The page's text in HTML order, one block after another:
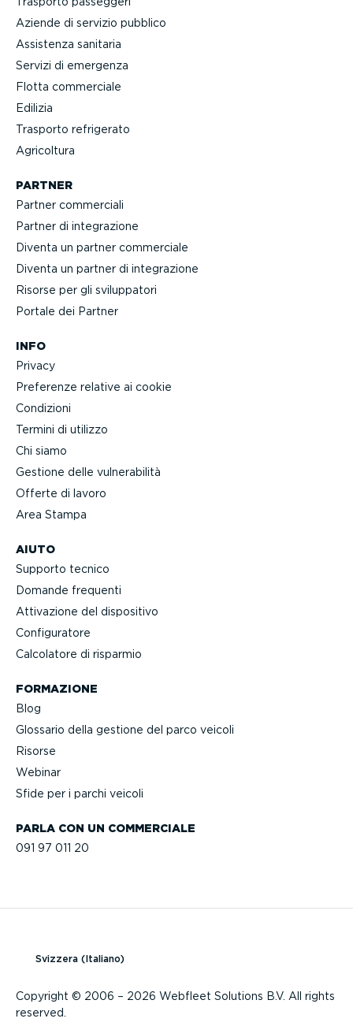
Aziende di servizio pubblico
Assistenza sanitaria
Servizi di emergenza
Flotta commerciale
Edilizia
Trasporto refrigerato
Agricoltura
PARLA CON UN COMMERCIALE
091 97 011 20
AIUTO
Supporto tecnico
Domande frequenti
Attivazione del dispositivo
Confi­gu­ratore
Calcolatore di risparmio
FORMAZIONE
Blog
Glossario della gestione del parco veicoli
Risorse
Webinar
Sfide per i parchi veicoli
PARTNER
Partner commerciali
Partner di integra­zione
Diventa un partner commerciale
Diventa un partner di integra­zione
Risorse per gli svilup­patori
Portale dei Partner
INFO
Privacy
Preferenze relative ai cookie
Condizioni
Termini di utilizzo
Chi siamo
Gestione delle vulne­ra­bilità
Offerte di lavoro
Area Stampa
Copyright © 2006 – 2026 Webfleet Solutions B.V. All rights
reserved.
Svizzera (Italiano)